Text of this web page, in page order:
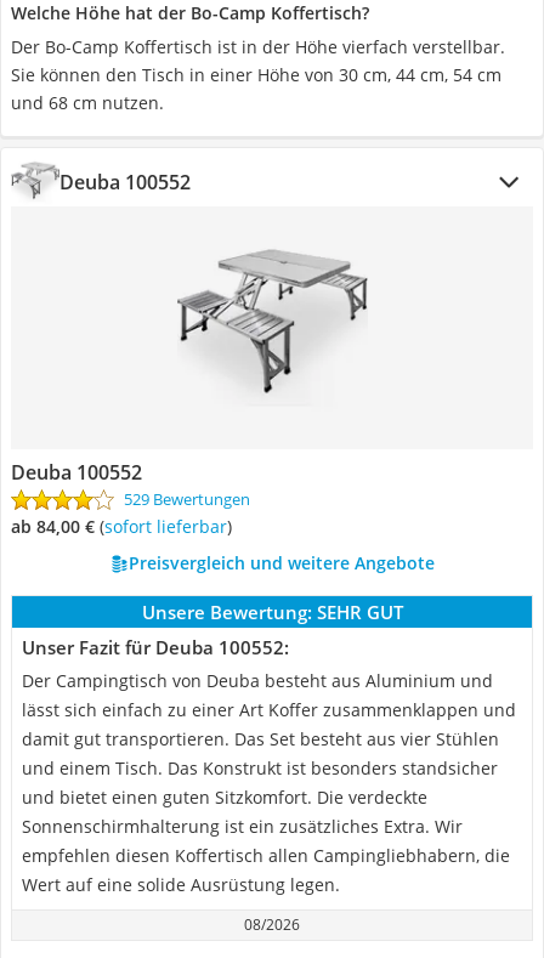
Welche Höhe hat der Bo-Camp Koffertisch?
Der Bo-Camp Koffertisch ist in der Höhe vierfach verstellbar.
Sie können den Tisch in einer Höhe von 30 cm, 44 cm, 54 cm
und 68 cm nutzen.
Deuba 100552
Deuba 100552
529 Bewertungen
ab 84,00 € ( Sofort lieferbar)
Preisvergleich und weitere Angebote
Unsere Bewertung: SEHR GUT
Unser Fazit für Deuba 100552:
Der Campingtisch von Deuba besteht aus Aluminium und
lässt sich einfach zu einer Art Koffer zusammenklappen und
damit gut transportieren. Das Set besteht aus vier Stühlen
und einem Tisch. Das Konstrukt ist besonders standsicher
und bietet einen guten Sitzkomfort. Die verdeckte
Sonnenschirmhalterung ist ein zusätzliches Extra. Wir
empfehlen diesen Koffertisch allen Campingliebhabern, die
Wert auf eine solide Ausrüstung legen.
08/2026